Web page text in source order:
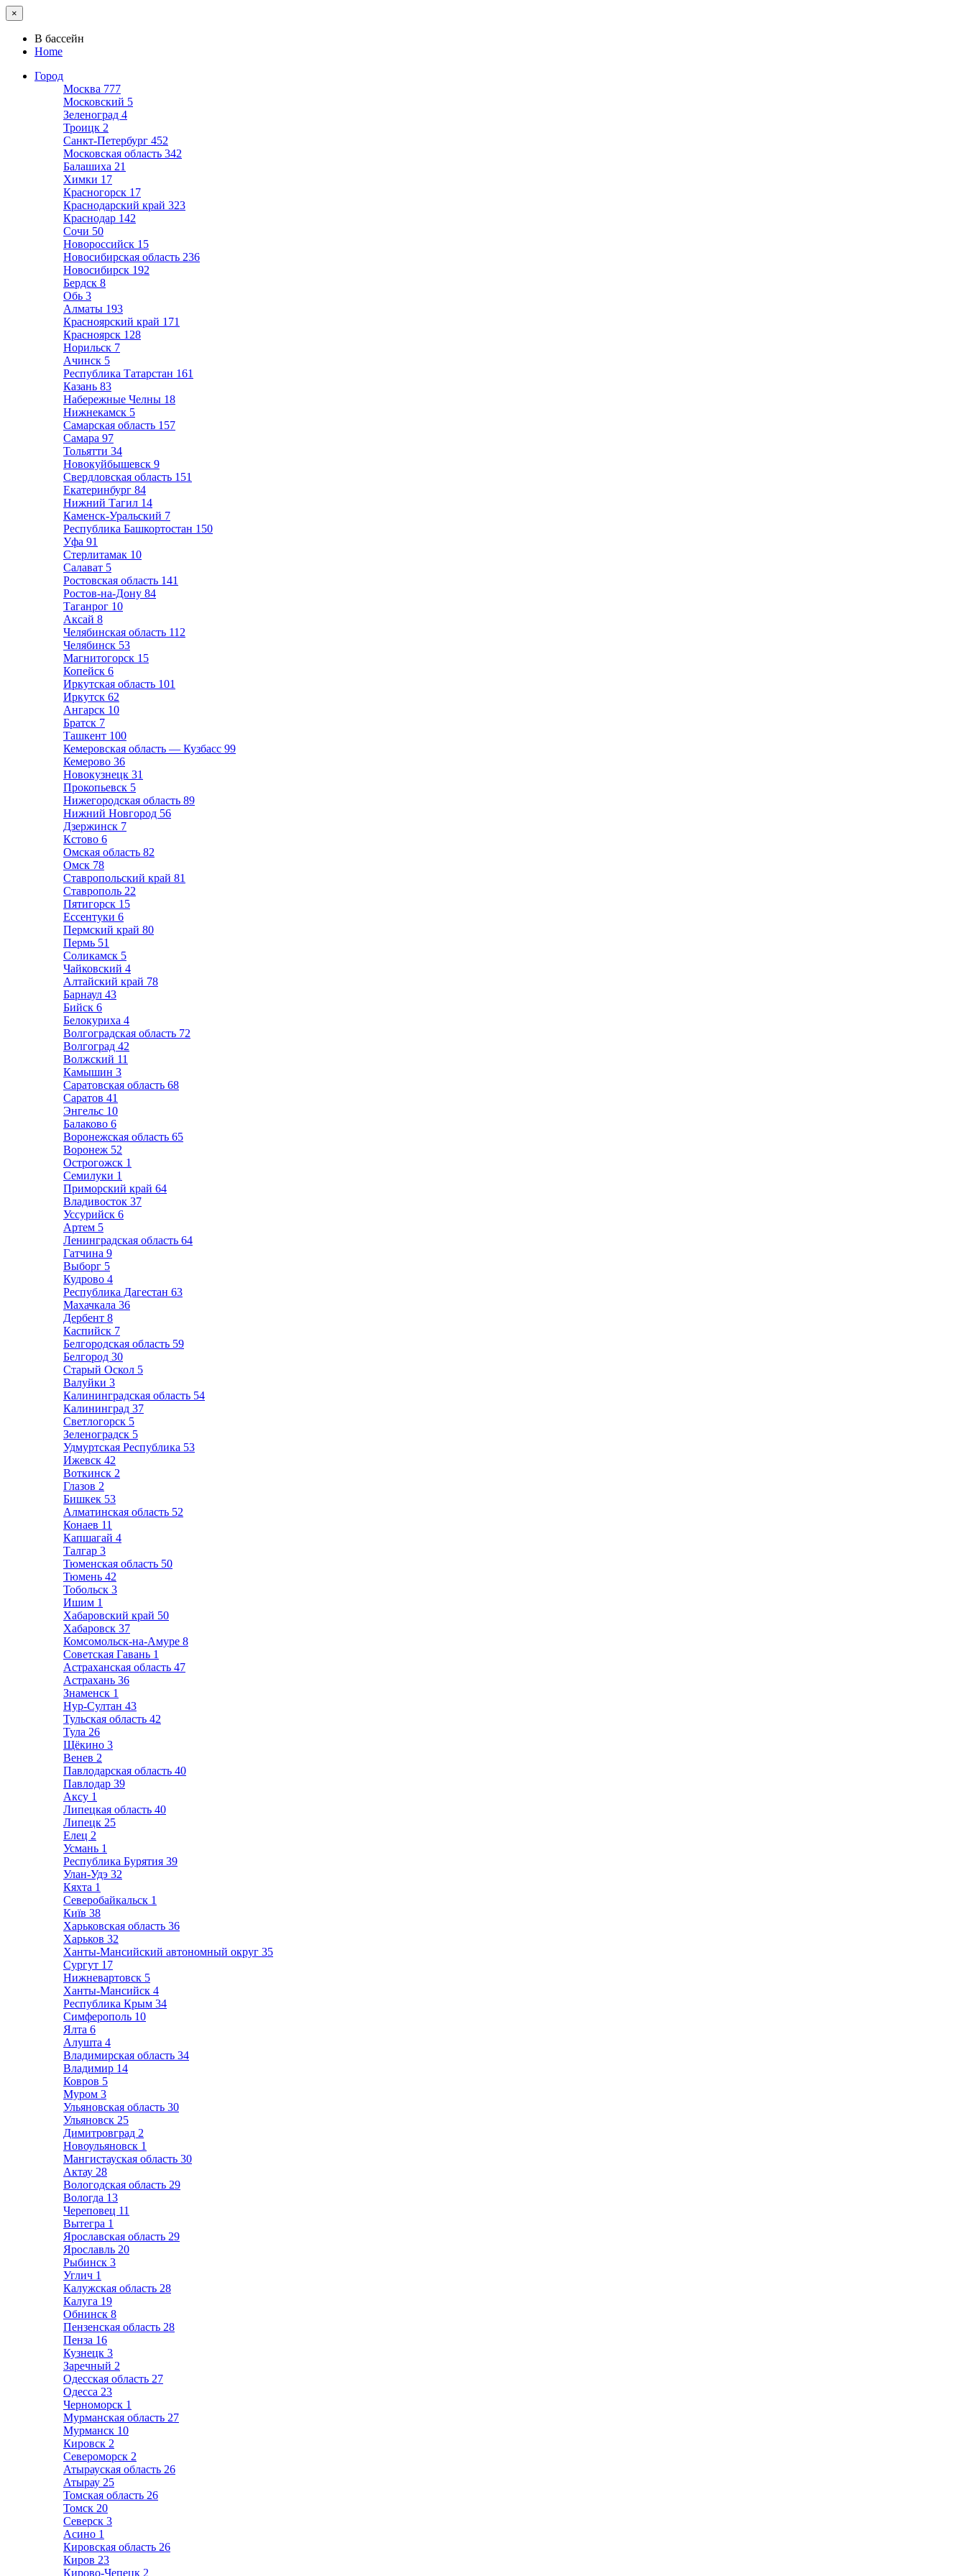
×
В бассейн
Home
Город
Москва 777
Московский 5
Зеленоград 4
Троицк 2
Санкт-Петербург 452
Московская область 342
Балашиха 21
Химки 17
Красногорск 17
Краснодарский край 323
Краснодар 142
Сочи 50
Новороссийск 15
Новосибирская область 236
Новосибирск 192
Бердск 8
Обь 3
Алматы 193
Красноярский край 171
Красноярск 128
Норильск 7
Ачинск 5
Республика Татарстан 161
Казань 83
Набережные Челны 18
Нижнекамск 5
Самарская область 157
Самара 97
Тольятти 34
Новокуйбышевск 9
Свердловская область 151
Екатеринбург 84
Нижний Тагил 14
Каменск-Уральский 7
Республика Башкортостан 150
Уфа 91
Стерлитамак 10
Салават 5
Ростовская область 141
Ростов-на-Дону 84
Таганрог 10
Аксай 8
Челябинская область 112
Челябинск 53
Магнитогорск 15
Копейск 6
Иркутская область 101
Иркутск 62
Ангарск 10
Братск 7
Ташкент 100
Кемеровская область — Кузбасс 99
Кемерово 36
Новокузнецк 31
Прокопьевск 5
Нижегородская область 89
Нижний Новгород 56
Дзержинск 7
Кстово 6
Омская область 82
Омск 78
Ставропольский край 81
Ставрополь 22
Пятигорск 15
Ессентуки 6
Пермский край 80
Пермь 51
Соликамск 5
Чайковский 4
Алтайский край 78
Барнаул 43
Бийск 6
Белокуриха 4
Волгоградская область 72
Волгоград 42
Волжский 11
Камышин 3
Саратовская область 68
Саратов 41
Энгельс 10
Балаково 6
Воронежская область 65
Воронеж 52
Острогожск 1
Семилуки 1
Приморский край 64
Владивосток 37
Уссурийск 6
Артем 5
Ленинградская область 64
Гатчина 9
Выборг 5
Кудрово 4
Республика Дагестан 63
Махачкала 36
Дербент 8
Каспийск 7
Белгородская область 59
Белгород 30
Старый Оскол 5
Валуйки 3
Калининградская область 54
Калининград 37
Светлогорск 5
Зеленоградск 5
Удмуртская Республика 53
Ижевск 42
Воткинск 2
Глазов 2
Бишкек 53
Алматинская область 52
Конаев 11
Капшагай 4
Талгар 3
Тюменская область 50
Тюмень 42
Тобольск 3
Ишим 1
Хабаровский край 50
Хабаровск 37
Комсомольск-на-Амуре 8
Советская Гавань 1
Астраханская область 47
Астрахань 36
Знаменск 1
Нур-Султан 43
Тульская область 42
Тула 26
Щёкино 3
Венев 2
Павлодарская область 40
Павлодар 39
Аксу 1
Липецкая область 40
Липецк 25
Елец 2
Усмань 1
Республика Бурятия 39
Улан-Удэ 32
Кяхта 1
Северобайкальск 1
Київ 38
Харьковская область 36
Харьков 32
Ханты-Мансийский автономный округ 35
Сургут 17
Нижневартовск 5
Ханты-Мансийск 4
Республика Крым 34
Симферополь 10
Ялта 6
Алушта 4
Владимирская область 34
Владимир 14
Ковров 5
Муром 3
Ульяновская область 30
Ульяновск 25
Димитровград 2
Новоульяновск 1
Мангистауская область 30
Актау 28
Вологодская область 29
Вологда 13
Череповец 11
Вытегра 1
Ярославская область 29
Ярославль 20
Рыбинск 3
Углич 1
Калужская область 28
Калуга 19
Обнинск 8
Пензенская область 28
Пенза 16
Кузнецк 3
Заречный 2
Одесская область 27
Одесса 23
Черноморск 1
Мурманская область 27
Мурманск 10
Кировск 2
Североморск 2
Атырауская область 26
Атырау 25
Томская область 26
Томск 20
Северск 3
Асино 1
Кировская область 26
Киров 23
Кирово-Чепецк 2